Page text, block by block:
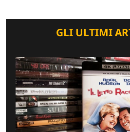
GLI ULTIMI